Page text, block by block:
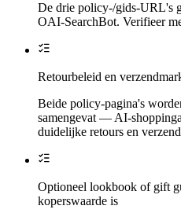
De drie policy-/gids-URL's
OAI-SearchBot. Verifieer
Retourbeleid en
Beide policy-pagina's
samengevat — AI-
duidelijke retours en
Optioneel lookbook of gift
koperswaarde is